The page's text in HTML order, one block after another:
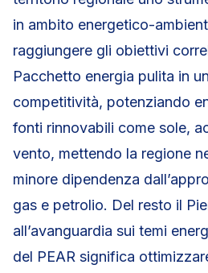
in ambito energetico-
raggiungere gli obiettivi
Pacchetto energia pulita in
competitività, potenziando
fonti rinnovabili come sole,
vento, mettendo la regione
minore dipendenza
gas e petrolio. Del resto il
all’avanguardia sui temi
del PEAR significa